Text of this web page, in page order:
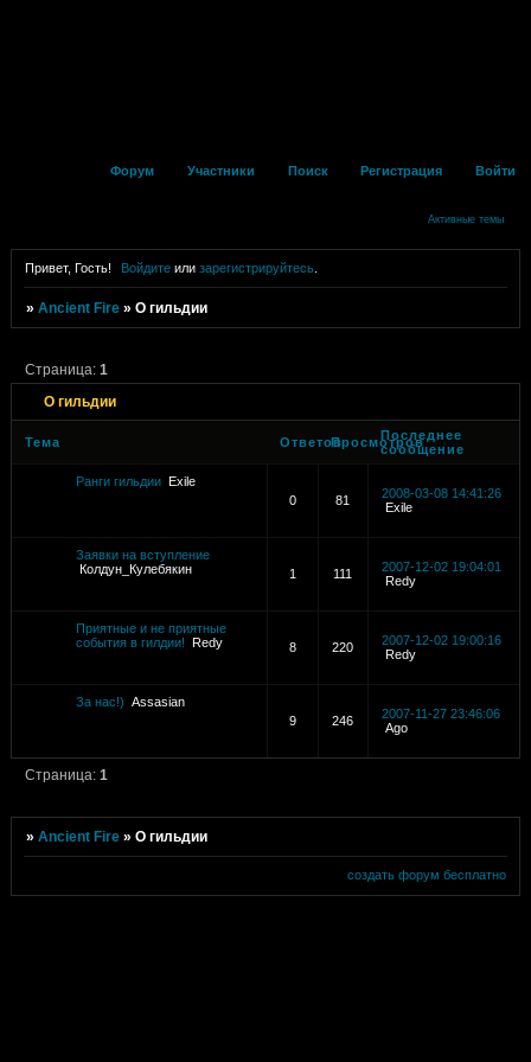
Форум Участники Поиск Регистрация Войти
Активные темы
Привет, Гость! Войдите илизарегистрируйтесь
»Ancient Fire »О гильдии
О гильдии
Страница:1
Тема ОтветовПросмотров
Последнее
сообщение
Ранги гильдии Exile
0
81
2008-03-08 14:41:26
Exile
Заявки на вступление
Колдун_Кулебякин
1 111
2007-12-02 19:04:01
Redy
Приятные и не приятные
события в гилдии! Redy 8 220
2007-12-02 19:00:16
Redy
За нас!) Assasian
9
246
2007-11-27 23:46:06
Ago
Страница:1
»Ancient Fire »О гильдии
создать форум бесплатно